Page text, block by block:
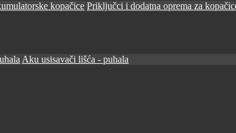
kopačice Priključci i dodatna oprema za
Aku usisavači lišća - puhala